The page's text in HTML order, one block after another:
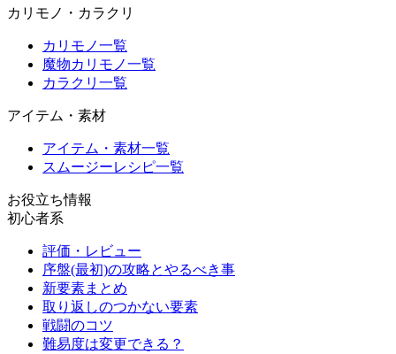
カリモノ・カラクリ
カリモノ一覧
魔物カリモノ一覧
カラクリ一覧
アイテム・素材
アイテム・素材一覧
スムージーレシピ一覧
お役立ち情報
初心者系
評価・レビュー
序盤(最初)の攻略とやるべき事
新要素まとめ
取り返しのつかない要素
戦闘のコツ
難易度は変更できる？